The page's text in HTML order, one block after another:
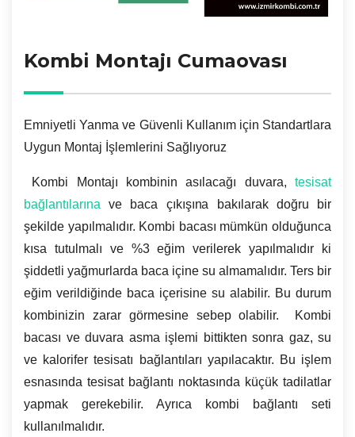
Kombi Montajı Cumaovası
Emniyetli Yanma ve Güvenli Kullanım için Standartlara
Uygun Montaj İşlemlerini Sağlıyoruz
Kombi Montajı kombinin asılacağı duvara, tesisat
bağlantılarına ve baca çıkışına bakılarak doğru bir
şekilde yapılmalıdır. Kombi bacası mümkün olduğunca
kısa tutulmalı ve %3 eğim verilerek yapılmalıdır ki
şiddetli yağmurlarda baca içine su almamalıdır. Ters bir
eğim verildiğinde baca içerisine su alabilir. Bu durum
kombinizin zarar görmesine sebep olabilir. Kombi
bacası ve duvara asma işlemi bittikten sonra gaz, su
ve kalorifer tesisatı bağlantıları yapılacaktır. Bu işlem
esnasında tesisat bağlantı noktasında küçük tadilatlar
yapmak gerekebilir. Ayrıca kombi bağlantı seti
kullanılmalıdır.